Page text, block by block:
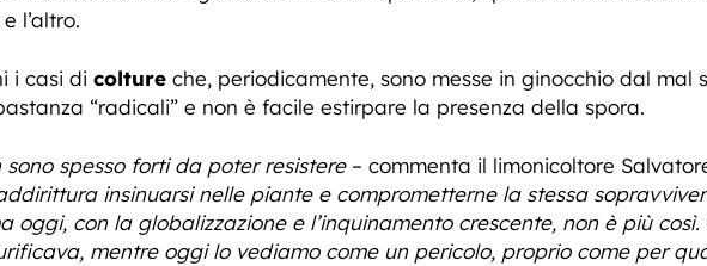
l’altro.
i casi di colture che, periodicamente, sono messe in ginocchio dal
“radicali” e non è facile estirpare la presenza della spora.
spesso forti da poter resistere– commenta il limonicoltore
insinuarsi nelle piante e comprometterne la stessa
oggi, con la globalizzazione e l’inquinamento crescente, non è più
mentre oggi lo vediamo come un pericolo, proprio come per